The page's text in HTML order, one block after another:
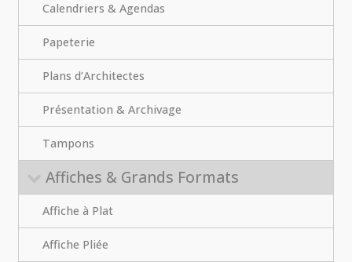
Calendriers & Agendas
Papeterie
Plans d’Architectes
Présentation & Archivage
Tampons
Affiches & Grands Formats
Affiche à Plat
Affiche Pliée